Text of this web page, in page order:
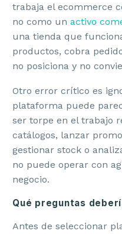
trabaja el ecommerce
no como un activo
una tienda que
productos, cobra
no posiciona y no
Otro error crítico es
plataforma puede
ser torpe en el trabajo
catálogos, lanzar
gestionar stock o
no puede operar con
negocio.
Qué preguntas
Antes de seleccionar